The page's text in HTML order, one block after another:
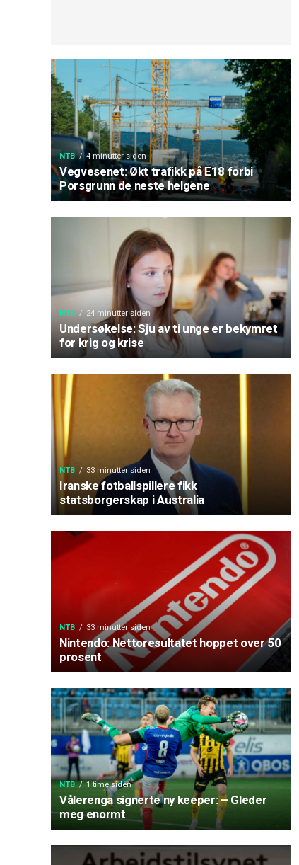
NTB 4 minutter siden
Vegvesenet: Økt trafikk på E18 forbi
Porsgrunn de neste helgene
NTB 24 minutter siden
Undersøkelse: Sju av ti unge er bekymret
for krig og krise
NTB 33 minutter siden
Iranske fotballspillere fikk
statsborgerskap i Australia
NTB 33 minutter siden
Nintendo: Nettoresultatet hoppet over 50
prosent
NTB 1 time siden
Vålerenga signerte ny keeper: – Gleder
meg enormt